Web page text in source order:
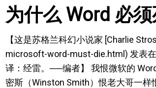
为什么 Word 必
【这是苏格兰科幻小说家 [Charlie
microsoft-word-must-die.html) 发表
译：经雷。──编者】 我恨微软的
密斯（Winston Smith）恨老大哥一